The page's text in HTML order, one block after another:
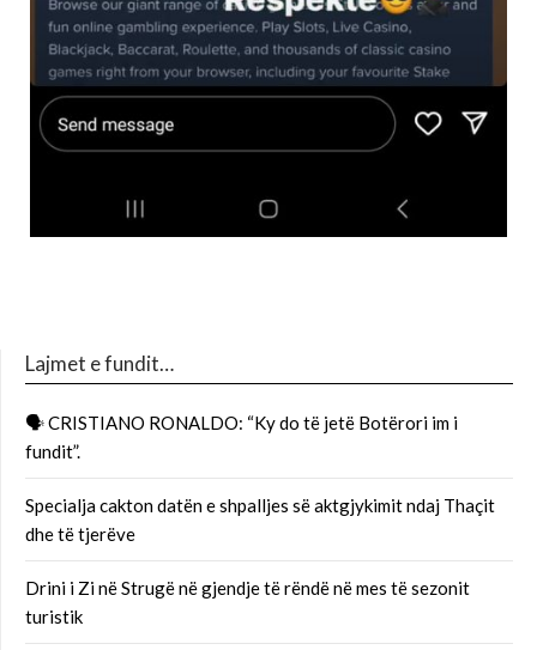
Lajmet e fundit…
🗣 CRISTIANO RONALDO: “Ky do të jetë Botërori im i
fundit”.
Specialja cakton datën e shpalljes së aktgjykimit ndaj Thaçit
dhe të tjerëve
Drini i Zi në Strugë në gjendje të rëndë në mes të sezonit
turistik